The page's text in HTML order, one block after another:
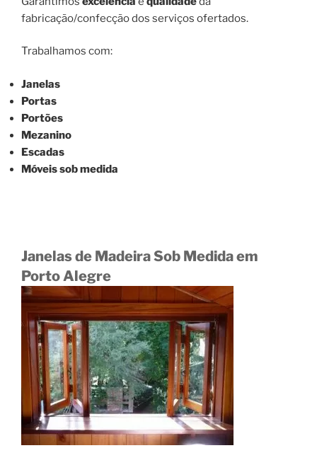
fabricação/confecção dos serviços ofertados.
Trabalhamos com:
Janelas
Portas
Portões
Mezanino
Escadas
Móveis sob medida
Janelas de Madeira Sob Medida em
Porto Alegre